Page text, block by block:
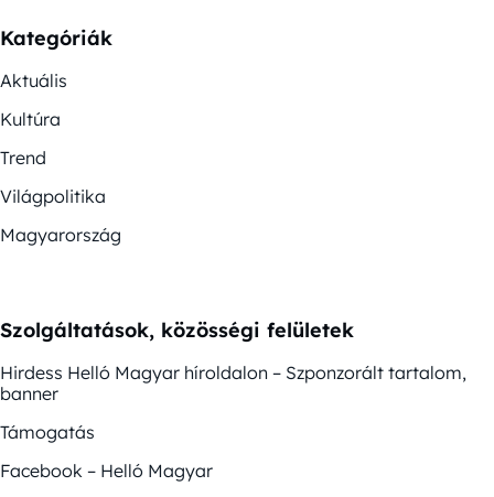
Kategóriák
Aktuális
Kultúra
Trend
Világpolitika
Magyarország
Szolgáltatások, közösségi felületek
Hirdess Helló Magyar híroldalon – Szponzorált tartalom,
banner
Támogatás
Facebook – Helló Magyar